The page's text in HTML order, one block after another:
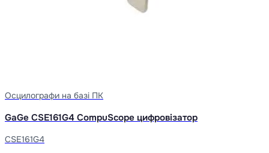
Осцилографи на базі ПК
GaGe CSE161G4 CompuScope цифровізатор
CSE161G4